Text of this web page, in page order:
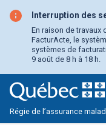
contenu
principal
Interruption des
En raison de travaux
FacturActe, le
systèmes de
9 août de 8 h à 18 h.
Régie de l’assurance